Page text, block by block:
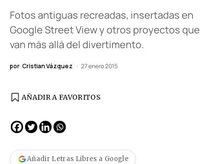
Fotos antiguas recreadas, insertadas en
Google Street View y otros proyectos que
van más allá del divertimento.
por Cristian Vázquez 27 enero 2015
AÑADIR A FAVORITOS
Añadir Letras Libres a Google